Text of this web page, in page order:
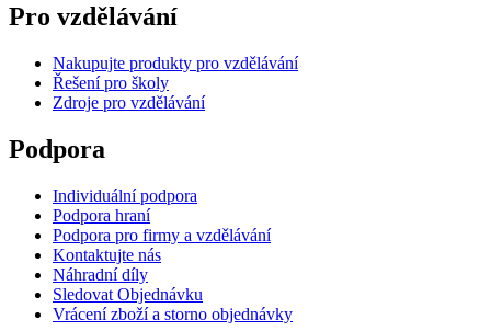
Pro vzdělávání
Nakupujte produkty pro vzdělávání
Řešení pro školy
Zdroje pro vzdělávání
Podpora
Individuální podpora
Podpora hraní
Podpora pro firmy a vzdělávání
Kontaktujte nás
Náhradní díly
Sledovat Objednávku
Vrácení zboží a storno objednávky